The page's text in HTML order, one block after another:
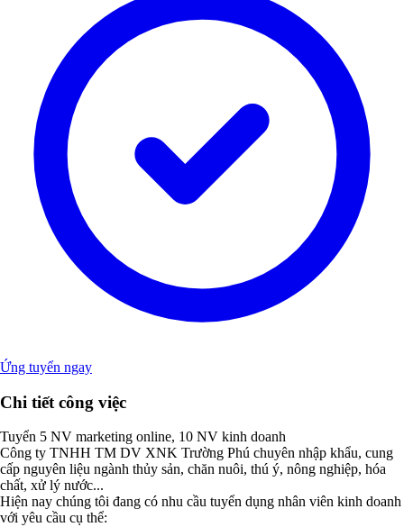
Ứng tuyển ngay
Chi tiết công việc
Tuyển 5 NV marketing online, 10 NV kinh doanh
Công ty TNHH TM DV XNK Trường Phú chuyên nhập khẩu, cung
cấp nguyên liệu ngành thủy sản, chăn nuôi, thú ý, nông nghiệp, hóa
chất, xử lý nước...
Hiện nay chúng tôi đang có nhu cầu tuyển dụng nhân viên kinh doanh
với yêu cầu cụ thể: